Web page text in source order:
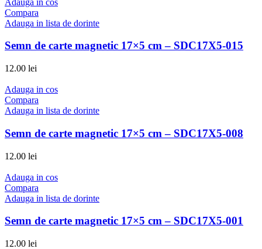
Compara
Adauga in lista de dorinte
Semn de carte magnetic 17×5 cm – SDC17X5-015
12.00 lei
Adauga in cos
Compara
Adauga in lista de dorinte
Semn de carte magnetic 17×5 cm – SDC17X5-008
12.00 lei
Adauga in cos
Compara
Adauga in lista de dorinte
Semn de carte magnetic 17×5 cm – SDC17X5-001
12.00 lei